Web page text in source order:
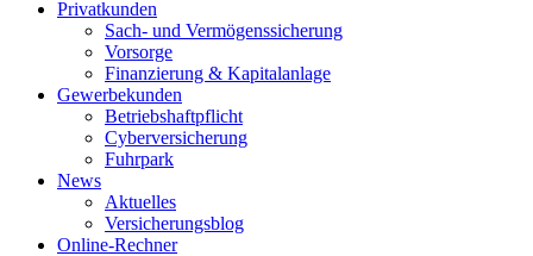
Privatkunden
Sach- und Vermögenssicherung
Vorsorge
Finanzierung & Kapitalanlage
Gewerbekunden
Betriebshaftpflicht
Cyberversicherung
Fuhrpark
News
Aktuelles
Versicherungsblog
Online-Rechner